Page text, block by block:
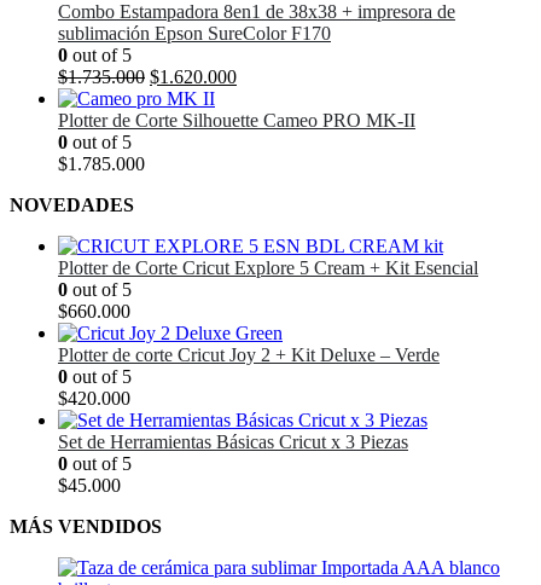
Combo Estampadora 8en1 de 38x38 + impresora de
sublimación Epson SureColor F170
0 out of 5
$1.735.000 El
precio
original
$1.620.000El
actual
Plotter de Corte Silhouette Cameo PRO MK-II
0 out of 5
$1.785.000
NOVEDADES
Plotter de Corte Cricut Explore 5 Cream + Kit Esencial
0 out of 5
$660.000
Plotter de corte Cricut Joy 2 + Kit Deluxe – Verde
0 out of 5
$420.000
Set de Herramientas Básicas Cricut x 3 Piezas
0 out of 5
$45.000
MÁS VENDIDOS